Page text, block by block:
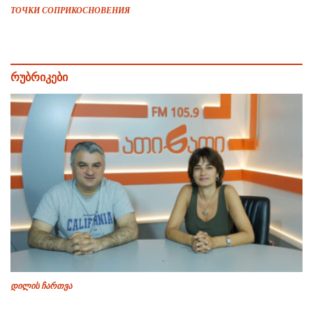
ТОЧКИ СОПРИКОСНОВЕНИЯ
რუბრიკები
დილის ჩართვა